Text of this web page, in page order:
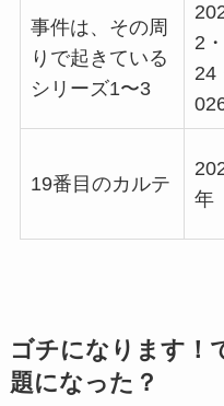
事件は、その周
りで起きている
シリーズ1〜3
2
24
19番目のカルテ
年
ゴチになります！
題になった？